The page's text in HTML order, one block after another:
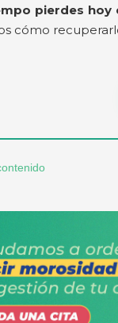
pierdes hoy
cómo